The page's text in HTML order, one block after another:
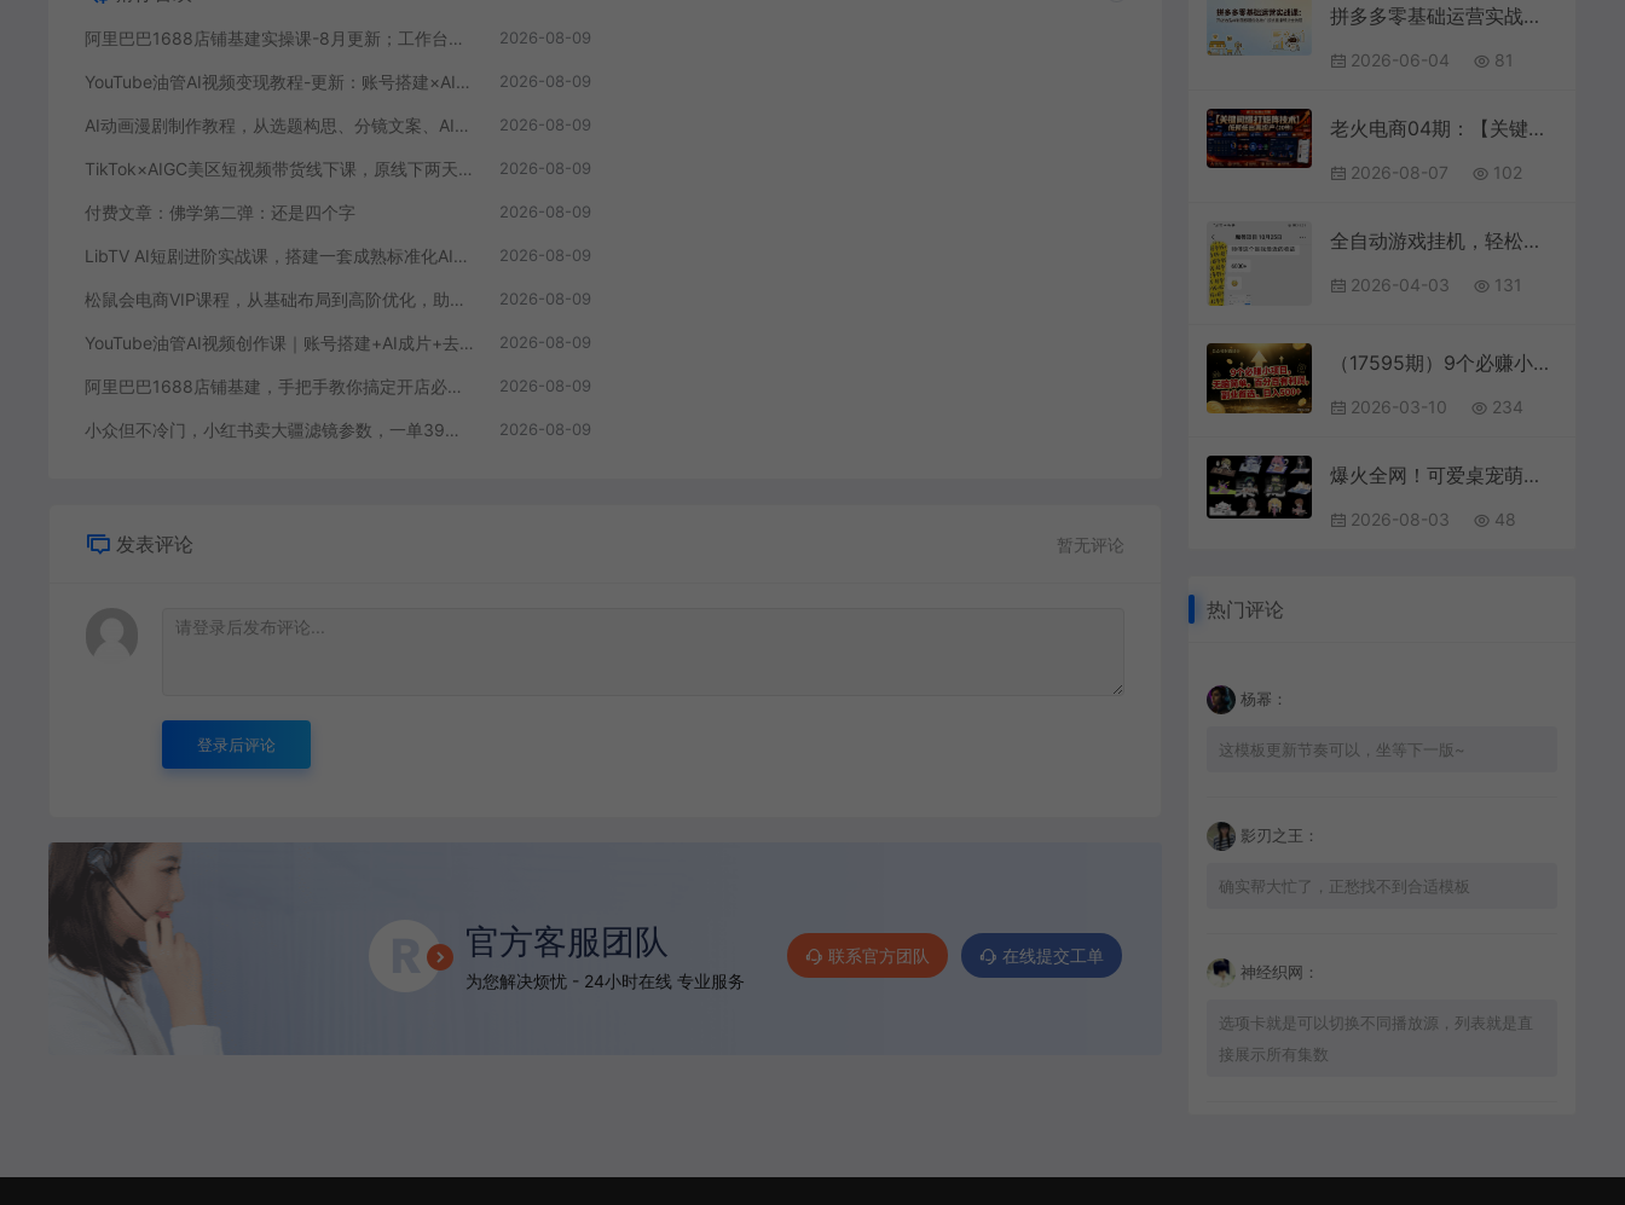
阿里巴巴1688店铺基建实操课-8月更新；工作台下载到旺铺装修客服分流，手把手搞定开店全部必备操作 2026-08-09
YouTube油管AI视频变现教程-更新：账号搭建×AI成片×去重限流解决方案×YPP变现×AI真人生成×人物一致性 2026-08-09
AI动画漫剧制作教程，从选题构思、分镜文案、AI绘图配音到剪映成片的完整创作流 2026-08-09
TikTok×AIGC美区短视频带货线下课，原线下两天一夜实战课程，原价1.5W，完整收录12小时高清授课视频 2026-08-09
付费文章：佛学第二弹：还是四个字 2026-08-09
LibTV AI短剧进阶实战课，搭建一套成熟标准化AI短剧制作工作流，带你从素材创作走向专业镜头叙事 2026-08-09
松鼠会电商VIP课程，从基础布局到高阶优化，助你掌握淘宝运营逻辑，提升店铺流量与转化(更新0809) 2026-08-09
YouTube油管AI视频创作课｜账号搭建+AI成片+去重限流解决方案，YPP变现一站式教学(更新0809) 2026-08-09
阿里巴巴1688店铺基建，手把手教你搞定开店必备操作(更新8月) 2026-08-09
小众但不冷门，小红书卖大疆滤镜参数，一单39，321天卖了1.7w+份 2026-08-09
发表评论 暂无评论
登录后评论
官方客服团队
为您解决烦忧 - 24小时在线 专业服务
联系官方团队 在线提交工单
拼多多零基础运营实战课：开店选品AI制图标题优化推广投流直播带货全流程
2026-06-04 81
老火电商04期：【关键词爆打矩阵技术】低预低出高投产（20节）
2026-08-07 102
全自动游戏挂机，轻松日入1000+，纯无脑操作，长期稳定！
2026-04-03 131
（17595期）9个必赚小项目，无脑简单，百分百有利润，副业首选，日入600+
2026-03-10 234
爆火全网！可爱桌宠萌宠小工具来啦，附带超全皮肤，开源免费Windows/Mac系统可用BongoCat
2026-08-03 48
热门评论
杨幂：
这模板更新节奏可以，坐等下一版~
影刃之王：
确实帮大忙了，正愁找不到合适模板
神经织网：
选项卡就是可以切换不同播放源，列表就是直
接展示所有集数